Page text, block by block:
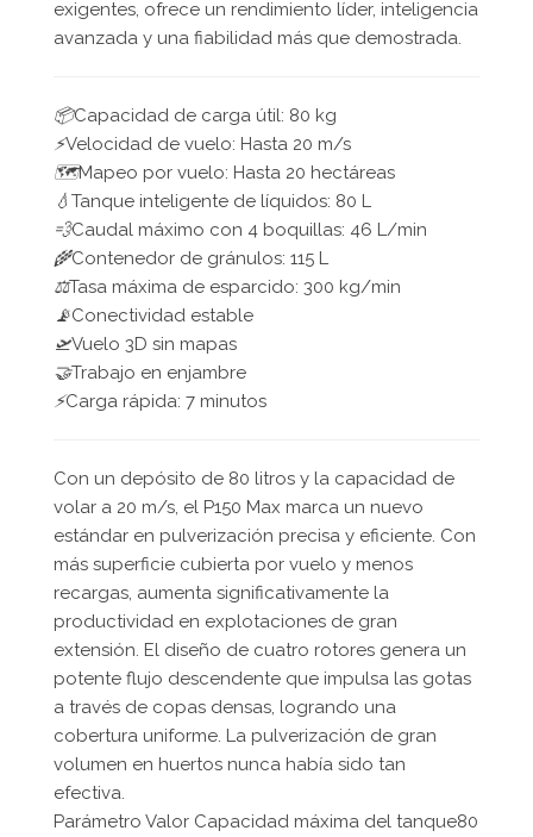
exigentes, ofrece un rendimiento líder, inteligencia
avanzada y una fiabilidad más que demostrada.
📦Capacidad de carga útil: 80 kg
⚡Velocidad de vuelo: Hasta 20 m/s
🗺️Mapeo por vuelo: Hasta 20 hectáreas
💧 Tanque inteligente de líquidos: 80 L
💨Caudal máximo con 4 boquillas: 46 L/min
🌾Contenedor de gránulos: 115 L
⚖️Tasa máxima de esparcido: 300 kg/min
📡Conectividad estable
🛫Vuelo 3D sin mapas
🤝Trabajo en enjambre
⚡Carga rápida: 7 minutos
Con un depósito de 80 litros y la capacidad de
volar a 20 m/s, el P150 Max marca un nuevo
estándar en pulverización precisa y eficiente. Con
más superficie cubierta por vuelo y menos
recargas, aumenta significativamente la
productividad en explotaciones de gran
extensión. El diseño de cuatro rotores genera un
potente flujo descendente que impulsa las gotas
a través de copas densas, logrando una
cobertura uniforme. La pulverización de gran
volumen en huertos nunca había sido tan
efectiva.
Parámetro Valor Capacidad máxima del tanque80